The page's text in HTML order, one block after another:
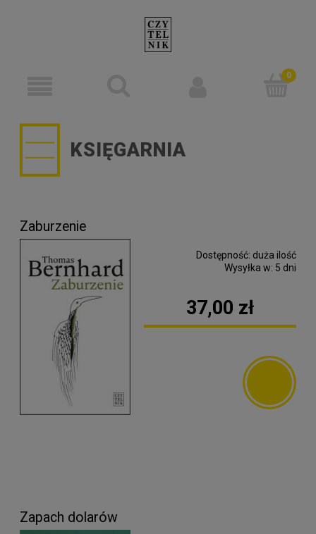
KSIĘGARNIA
Zaburzenie
Dostępność: duża ilość
Wysyłka w: 5 dni
37,00 zł
Zapach dolarów